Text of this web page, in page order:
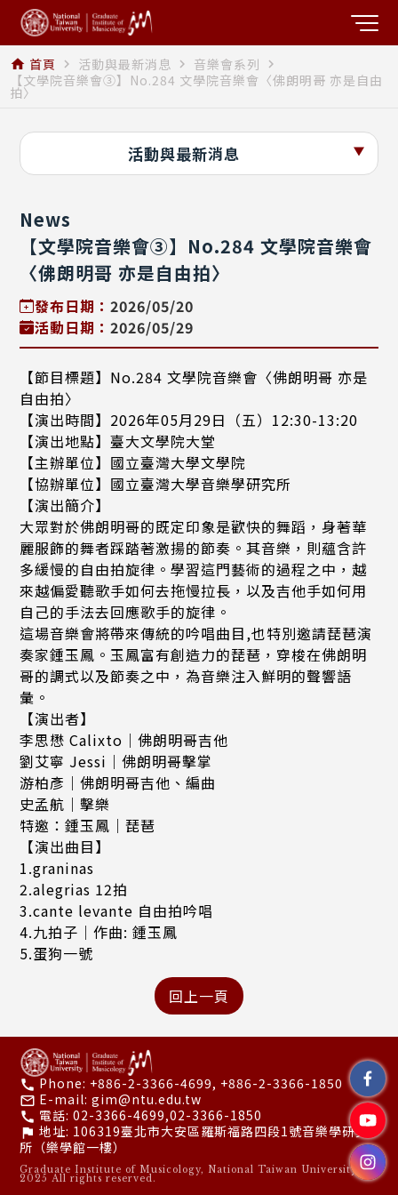
home 首頁 navigate_next 活動與最新消息 navigate_next 音樂會系列 navigate_next
【文學院音樂會③】No.284 文學院音樂會〈佛朗明哥 亦是自由
拍〉
活動與最新消息
News
【文學院音樂會③】No.284 文學院音樂會
〈佛朗明哥 亦是自由拍〉
發布日期：2026/05/20
活動日期：2026/05/29
【節目標題】No.284 文學院音樂會〈佛朗明哥 亦是
自由拍〉
【演出時間】2026年05月29日（五）12:30-13:20
【演出地點】臺大文學院大堂
【主辦單位】國立臺灣大學文學院
【協辦單位】國立臺灣大學音樂學研究所
【演出簡介】
大眾對於佛朗明哥的既定印象是歡快的舞蹈，身著華
麗服飾的舞者踩踏著激揚的節奏。其音樂，則蘊含許
多緩慢的自由拍旋律。學習這門藝術的過程之中，越
來越偏愛聽歌手如何去拖慢拉長，以及吉他手如何用
自己的手法去回應歌手的旋律。
這場音樂會將帶來傳統的吟唱曲目,也特別邀請琵琶演
奏家鍾玉鳳。玉鳳富有創造力的琵琶，穿梭在佛朗明
哥的調式以及節奏之中，為音樂注入鮮明的聲響語
彙。
【演出者】
李思懋 Calixto｜佛朗明哥吉他
劉艾寧 Jessi｜佛朗明哥擊掌
游柏彥｜佛朗明哥吉他、編曲
史孟航｜擊樂
特邀：鍾玉鳳｜琵琶
【演出曲目】
1.graninas
2.alegrias 12拍
3.cante levante 自由拍吟唱
4.九拍子｜作曲: 鍾玉鳳
5.蛋狗一號
callPhone: +886-2-3366-4699, +886-2-3366-1850
mail_outline E-mail:gim@ntu.edu.tw
call 電話:02-3366-4699,02-3366-1850
flag 地址: 106319臺北市大安區羅斯福路四段1號音樂學研究
所（樂學館一樓）
Graduate Institute of Musicology, National Taiwan University ©
2025 All rights reserved.